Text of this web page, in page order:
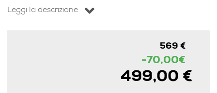
Leggi la descrizione
569 €
-70,00€
499,00 €